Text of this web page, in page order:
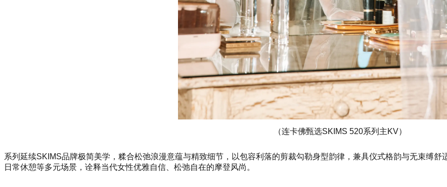
（连卡佛甄选SKIMS 520系列主KV）
系列延续SKIMS品牌极简美学，糅合松弛浪漫意蕴与精致细节，以包容利落的剪裁勾勒身型韵律，兼具仪式格韵与无束缚
日常休憩等多元场景，诠释当代女性优雅自信、松弛自在的摩登风尚。